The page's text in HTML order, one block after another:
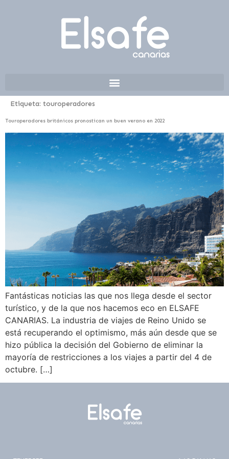
Etiqueta: touroperadores
Touroperadores británicos pronostican un buen verano en 2022
Fantásticas noticias las que nos llega desde el sector
turístico, y de la que nos hacemos eco en ELSAFE
CANARIAS. La industria de viajes de Reino Unido se
está recuperando el optimismo, más aún desde que se
hizo pública la decisión del Gobierno de eliminar la
mayoría de restricciones a los viajes a partir del 4 de
octubre. […]